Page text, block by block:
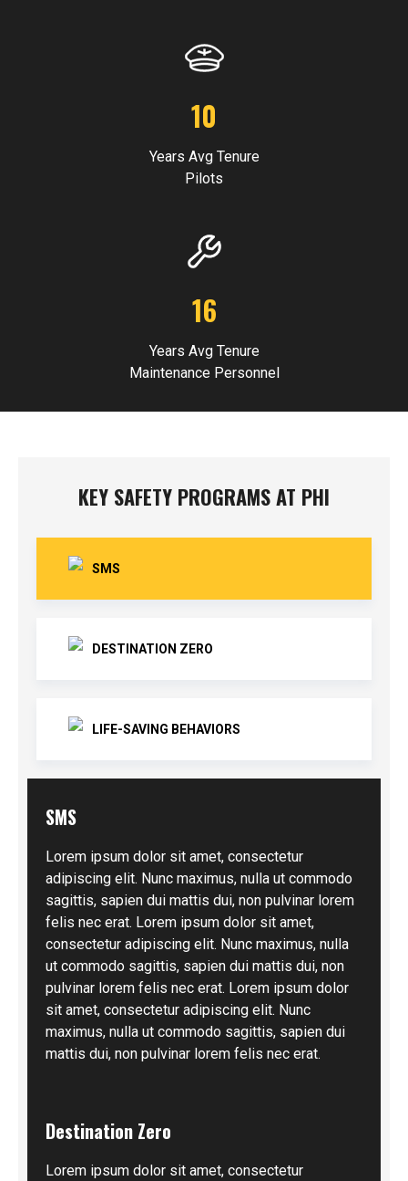
10
Years Avg Tenure
Pilots
16
Years Avg Tenure
Maintenance Personnel
KEY SAFETY PROGRAMS AT PHI
SMS
DESTINATION ZERO
LIFE-SAVING BEHAVIORS
SMS
Lorem ipsum dolor sit amet, consectetur
adipiscing elit. Nunc maximus, nulla ut commodo
sagittis, sapien dui mattis dui, non pulvinar lorem
felis nec erat. Lorem ipsum dolor sit amet,
consectetur adipiscing elit. Nunc maximus, nulla
ut commodo sagittis, sapien dui mattis dui, non
pulvinar lorem felis nec erat. Lorem ipsum dolor
sit amet, consectetur adipiscing elit. Nunc
maximus, nulla ut commodo sagittis, sapien dui
mattis dui, non pulvinar lorem felis nec erat.
Destination Zero
Lorem ipsum dolor sit amet, consectetur